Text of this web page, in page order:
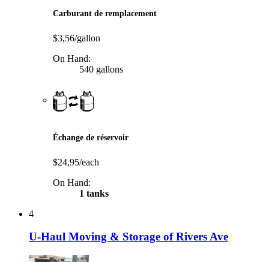
Carburant de remplacement
$3,56/gallon
On Hand:
540 gallons
Échange de réservoir
$24,95/each
On Hand:
1 tanks
4
U-Haul Moving & Storage of Rivers Ave